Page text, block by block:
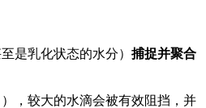
是乳化状态的水分） 捕捉并聚合
，较大的水滴会被有效阻挡，并